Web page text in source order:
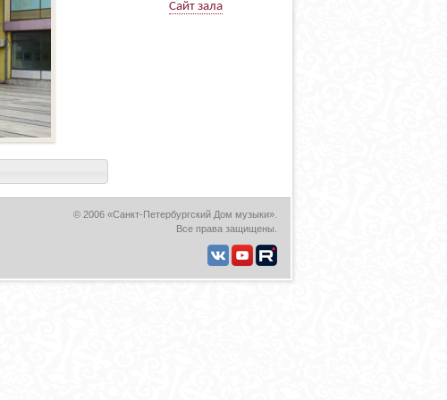
Сайт зала
© 2006 «Санкт-Петербургский Дом музыки».
Все права защищены.